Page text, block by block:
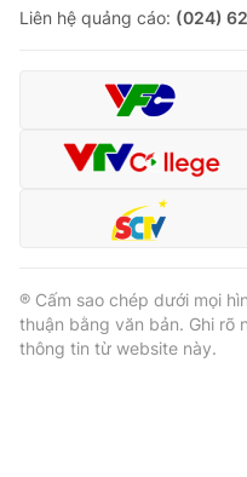
Liên hệ quảng cáo: (024)
® Cấm sao chép dưới mọi
thuận bằng văn bản. Ghi rõ
thông tin từ website này.